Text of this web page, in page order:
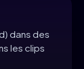
dans des
les clips